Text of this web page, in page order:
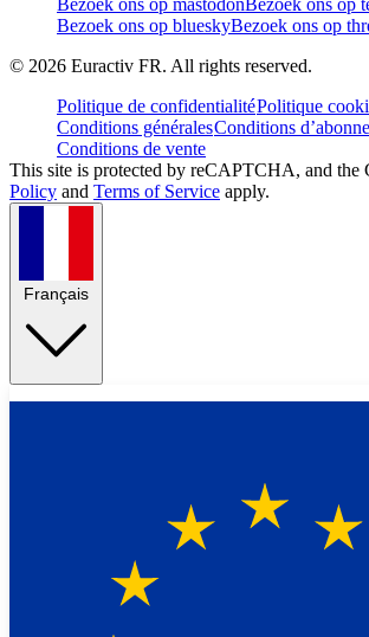
Bezoek ons op mastodonBezoek ons op
Bezoek ons op blueskyBezoek ons op
© 2026 Euractiv FR. All rights reserved.
Politique de confidentialitéPolitique
Conditions généralesConditions
Conditions de vente
This site is protected by reCAPTCHA, and the
Policy and Terms of Service apply.
Français